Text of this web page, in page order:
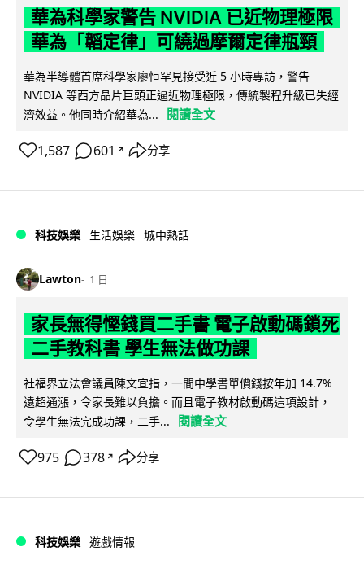
華為科學家警告 NVIDIA 已近物理極限
華為「韜定律」可繞過摩爾定律瓶頸
華為半導體首席科學家廖恒罕見接受近 5 小時專訪，警告
NVIDIA 等西方晶片巨頭正逼近物理極限，傳統製程升級已失經
濟效益。他同時介紹華為...
閱讀全文
1,587 601 ↗ 分享
科技娛樂 生活娛樂 城中熱話
Lawton 1 日
家長無得慳錢買二手書 電子啟動碼鎖死
二手教科書 學生無法做功課
社福界立法會議員陳文宜指，一間中學書單價錢按年加 14.7%
遠超通漲，令家長難以負擔。而且電子教材啟動碼這項設計，
令學生無法完成功課，二手...
閱讀全文
975 378 ↗ 分享
科技娛樂 遊戲情報